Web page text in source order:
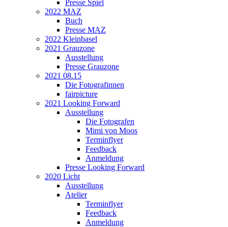
Presse Spiel
2022 MAZ
Buch
Presse MAZ
2022 Kleinbasel
2021 Grauzone
Ausstellung
Presse Grauzone
2021 08.15
Die Fotografinnen
fairpicture
2021 Looking Forward
Ausstellung
Die Fotografen
Mimi von Moos
Terminflyer
Feedback
Anmeldung
Presse Looking Forward
2020 Licht
Ausstellung
Atelier
Terminflyer
Feedback
Anmeldung